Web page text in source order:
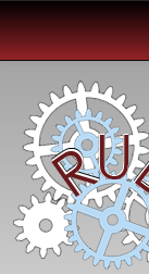
navigation